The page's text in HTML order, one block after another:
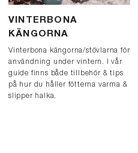
VINTERBONA
KÄNGORNA
Vinterbona kängorna/stövlarna för
användning under vintern. I vår
guide finns både tillbehör & tips
på hur du håller fötterna varma &
slipper halka.